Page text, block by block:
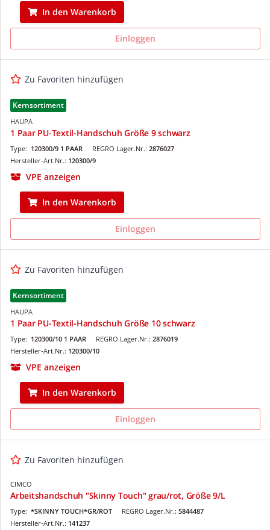
In den Warenkorb
Einloggen
Zu Favoriten hinzufügen
Kernsortiment
HAUPA
1 Paar PU-Textil-Handschuh Größe 9 schwarz
REGRO Lager.Nr.: 2876027
Type: 120300/9 1 PAAR
Hersteller-Art.Nr.: 120300/9
VPE anzeigen
In den Warenkorb
Einloggen
Zu Favoriten hinzufügen
Kernsortiment
HAUPA
1 Paar PU-Textil-Handschuh Größe 10 schwarz
REGRO Lager.Nr.: 2876019
Type: 120300/10 1 PAAR
Hersteller-Art.Nr.: 120300/10
VPE anzeigen
In den Warenkorb
Einloggen
Zu Favoriten hinzufügen
CIMCO
Arbeitshandschuh "Skinny Touch" grau/rot, Größe 9/L
REGRO Lager.Nr.: 5844487
Type: *SKINNY TOUCH*GR/ROT
Hersteller-Art.Nr.: 141237